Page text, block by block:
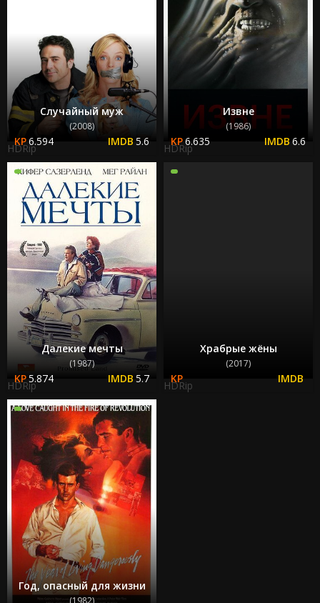
Случайный муж
(2008)
6.594 5.6
HDRip
Извне
(1986)
6.635 6.6
HDRip
Далекие мечты
(1987)
5.874 5.7
HDRip
Храбрые жёны
(2017)
HDRip
Год, опасный для жизни
(1982)